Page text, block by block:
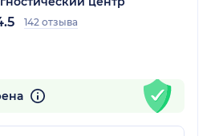
142 отзыва